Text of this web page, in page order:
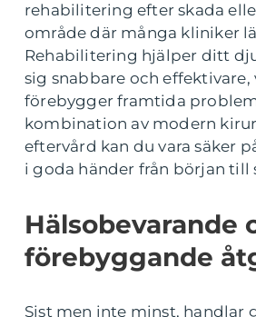
rehabilitering efter skada
område där många kliniker
Rehabilitering hjälper ditt
sig snabbare och effektivare,
förebygger framtida
kombination av modern
eftervård kan du vara säker
i goda händer från början till
Hälsobevarande
förebyggande
Sist men inte minst, handlar